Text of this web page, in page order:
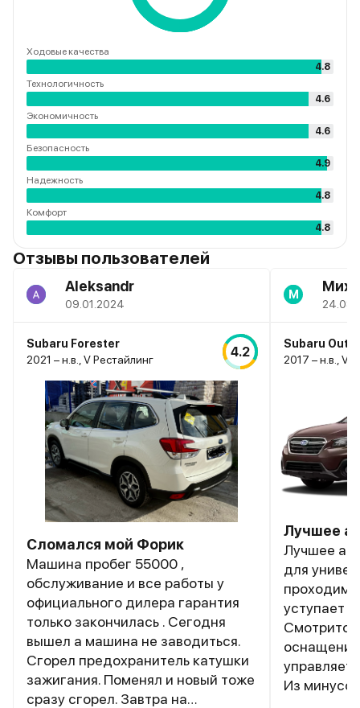
Ходовые качества
4.8
Технологичность
4.6
Экономичность
4.6
Безопасность
4.9
Надежность
4.8
Комфорт
4.8
Отзывы пользователей
Aleksandr
09.01.2024
Subaru Forester
2021 – н.в., V Рестайлинг
4.2
Сломался мой Форик
Машина пробег 55000 ,
обслуживание и все работы у
официального дилера гарантия
только закончилась . Сегодня
вышел а машина не заводиться.
Сгорел предохранитель катушки
зажигания. Поменял и новый тоже
сразу сгорел. Завтра на
М
Subaru
2017 – н.в., V
Лучшее
Лучшее
для
уступает
Смотрится
Из